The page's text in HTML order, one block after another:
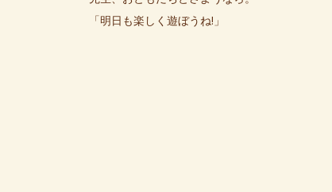
「明日も楽しく遊ぼうね!」